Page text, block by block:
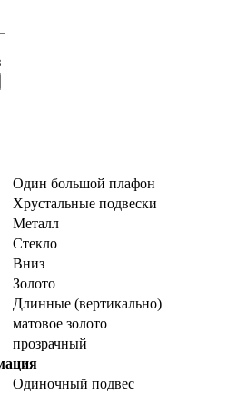
Один большой плафон
Хрустальные подвески
Металл
Стекло
Вниз
Золото
Длинные (вертикально)
матовое золото
прозрачный
Одиночный подвес